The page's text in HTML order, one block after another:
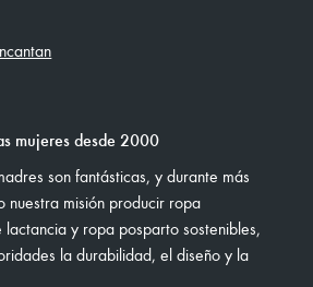
mujeres desde 2000
son fantásticas, y durante más
nuestra misión producir ropa
y ropa posparto sostenibles,
la durabilidad, el diseño y la